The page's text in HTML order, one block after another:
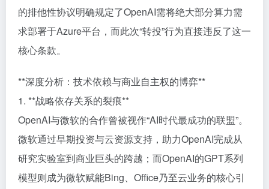
的排他性协议明确规定了OpenAI需将绝大部分算力需
求部署于Azure平台，而此次“转投”行为直接违反了这一
核心条款。
**深度分析：技术依赖与商业自主权的博弈**
1. **战略依存关系的裂痕**
OpenAI与微软的合作曾被视作“AI时代最成功的联盟”。
微软通过早期投资与云资源支持，助力OpenAI完成从
研究实验室到商业巨头的跨越；而OpenAI的GPT系列
模型则成为微软赋能Bing、Office乃至云业务的核心引